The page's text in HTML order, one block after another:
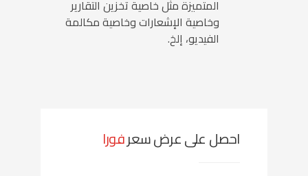
المتميزة مثل خاصية تخزين التقارير
وخاصية الإشعارات وخاصية مكالمة
الفيديو، إلخ.
احصل على عرض سعرفورا